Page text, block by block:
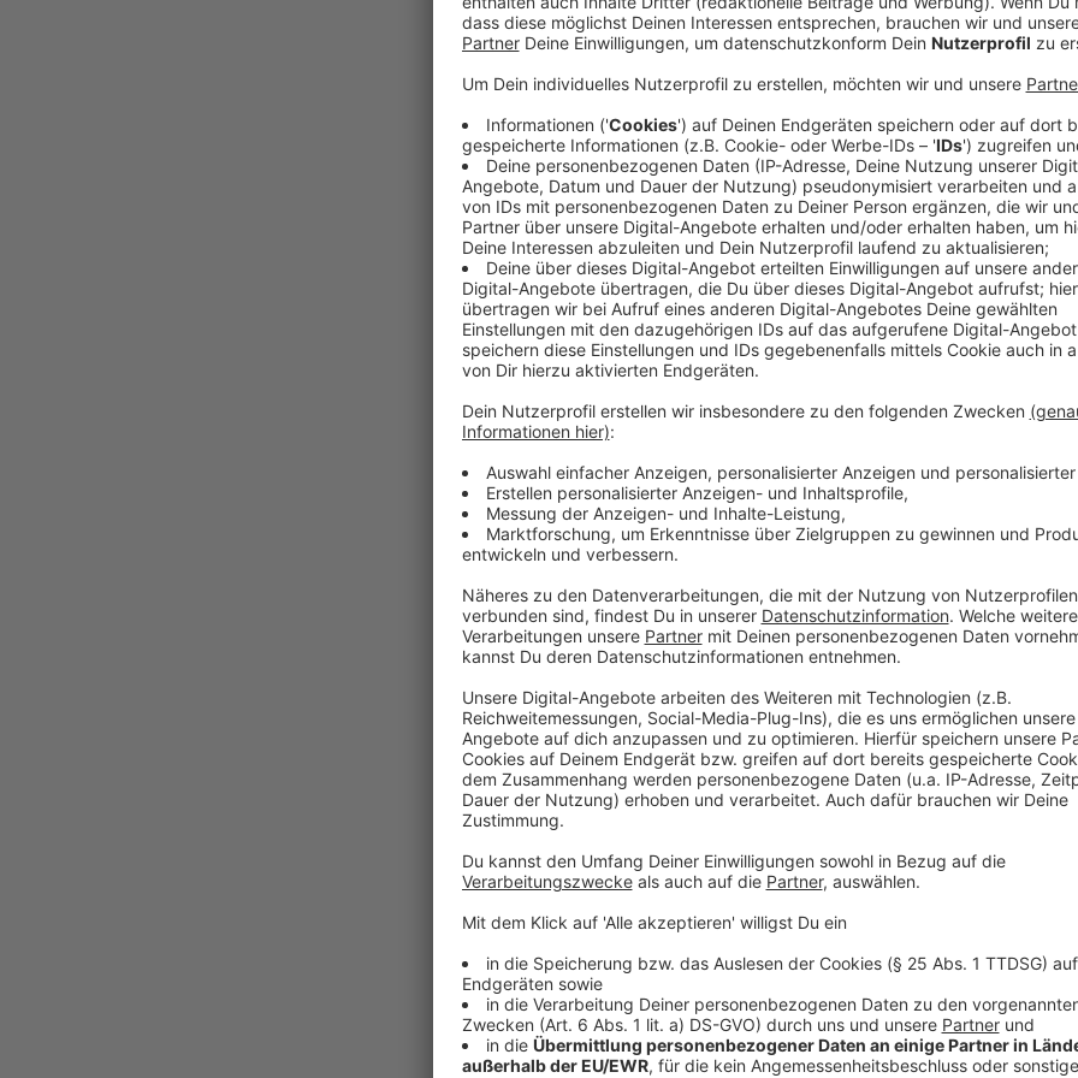
Ausbau der Radleitroute schreitet voran
Anzeige
Die Strecke ist etwa 2,9 Kilometer lang und
führt sie über die Niederrheinstraße in Richtung
Kaiserswerther Straße bis zum Reeser Platz, hat
gesagt.
Anzeige
Oberbürgermeister Stephan Keller
Anzeige
Details zur ersten Radleitroute
Anzeige
Die Radleitroute soll den Radverkehr in Düsseldorf
aktuelle Ausbauabschnitt ist Teil eines größeren
Bilkmiteinander verbindet. Mit einer Länge von
Anzeige
Zweite Radleitroute bereits im Bau
Anzeige